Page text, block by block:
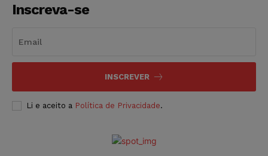
Inscreva-se
INSCREVER
Li e aceito a Política de Privacidade.